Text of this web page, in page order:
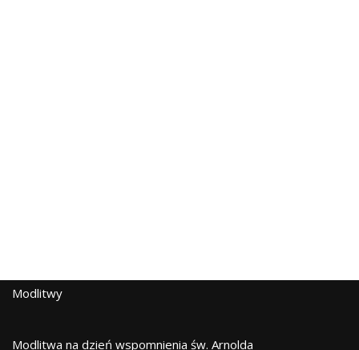
Modlitwy
Modlitwa na dzień wspomnienia św. Arnolda